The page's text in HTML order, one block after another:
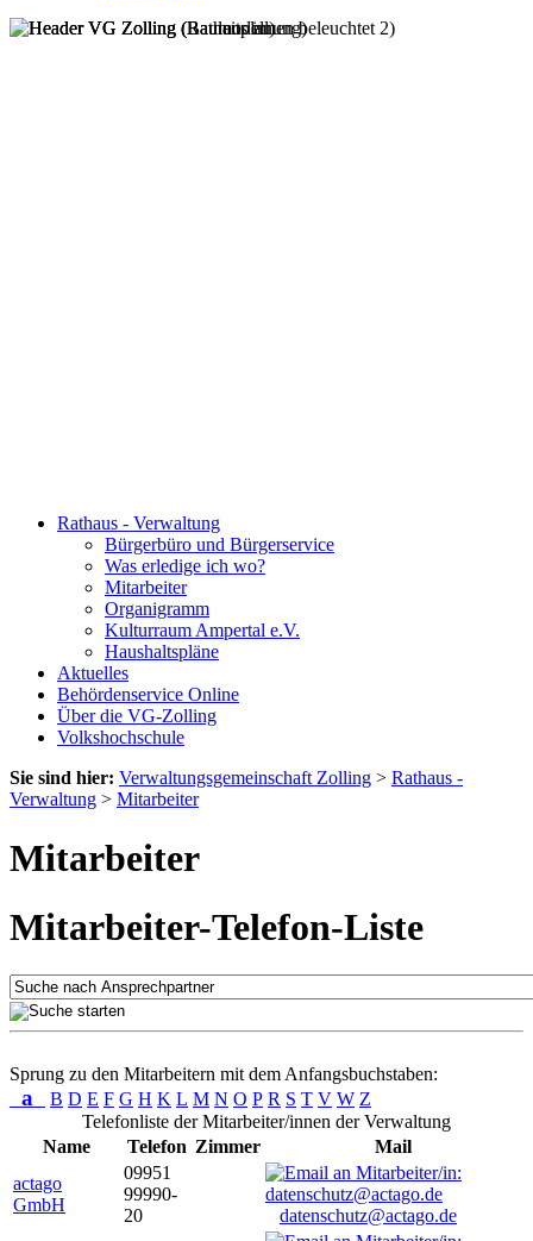
Rathaus - Verwaltung
Bürgerbüro und Bürgerservice
Was erledige ich wo?
Mitarbeiter
Organigramm
Kulturraum Ampertal e.V.
Haushaltspläne
Aktuelles
Behördenservice Online
Über die VG-Zolling
Volkshochschule
Sie sind hier: Verwaltungsgemeinschaft Zolling > Rathaus -
Verwaltung > Mitarbeiter
Mitarbeiter
Mitarbeiter-Telefon-Liste
Sprung zu den Mitarbeitern mit dem Anfangsbuchstaben:
a B D E F G H K L M N O P R S T V W Z
Telefonliste der Mitarbeiter/innen der Verwaltung
Name
Telefon Zimmer
Mail
actago
GmbH
09951
99990-
20
datenschutz@actago.de